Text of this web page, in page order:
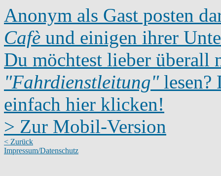
Anonym als Gast posten
Cafè und einigen ihrer
Du möchtest lieber überall
"Fahrdienstleitung"lesen?
einfach hier klicken!
> Zur Mobil-Version
< Zurück
Impressum/Datenschutz